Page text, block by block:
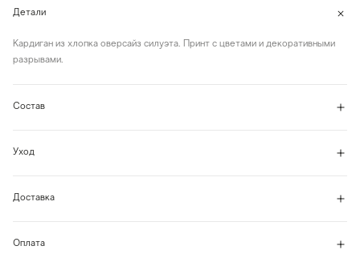
Детали
Кардиган из хлопка оверсайз силуэта. Принт с цветами и декоративными
разрывами.
Состав
Уход
Доставка
Оплата